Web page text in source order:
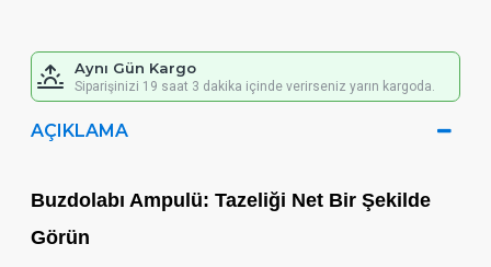
Aynı Gün Kargo
Siparişinizi 19 saat 3 dakika içinde verirseniz yarın kargoda.
AÇIKLAMA
Buzdolabı Ampulü: Tazeliği Net Bir Şekilde
Görün